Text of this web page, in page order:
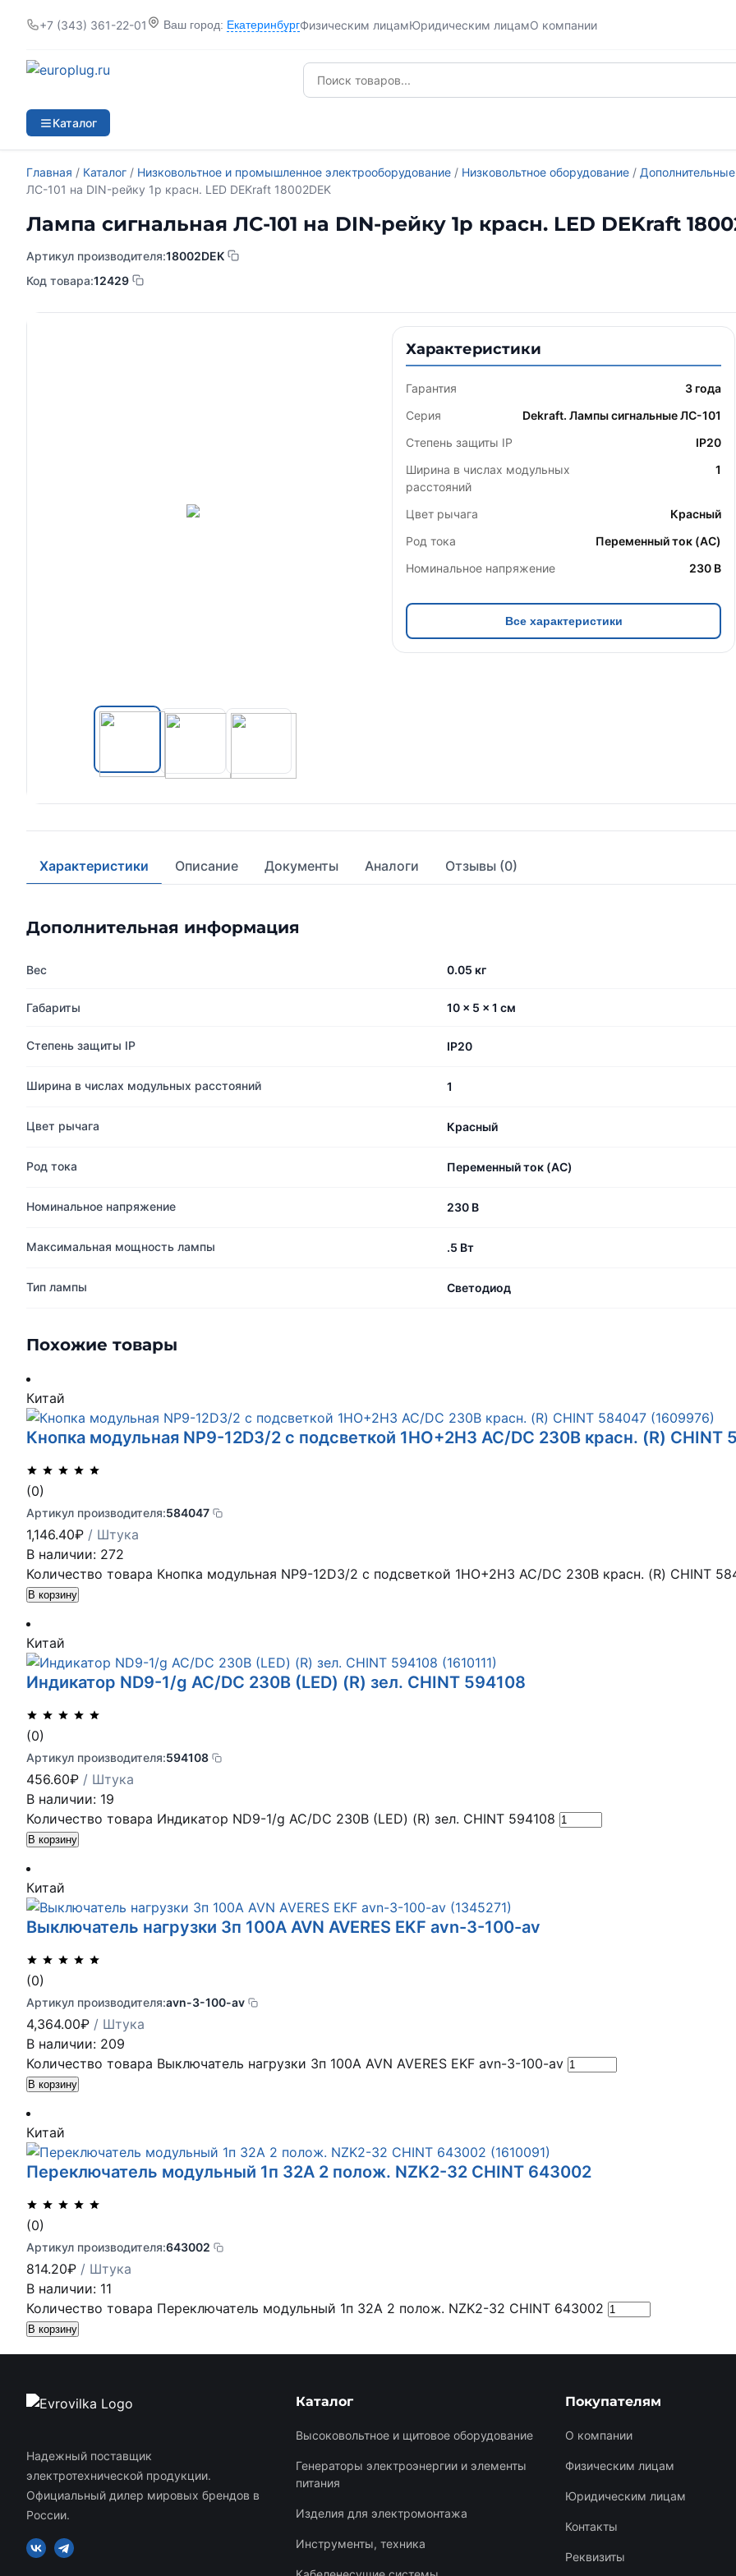
+7 (343) 361-22-01 Ваш город: ЕкатеринбургФизическим лицамЮридическим лицамО компании
Каталог
Главная / Каталог / Низковольтное и промышленное электрооборудование / Низковольтное оборудование /
ЛС-101 на DIN-рейку 1p красн. LED DEKraft 18002DEK
Лампа сигнальная ЛС-101 на DIN-рейку 1p красн. LED DEKraft
Артикул производителя:18002DEK
Код товара:12429
Характеристики
Гарантия
3 года
Серия
Dekraft. Лампы сигнальные ЛС-101
Степень защиты IP
IP20
Ширина в числах модульных
расстояний
1
Цвет рычага
Красный
Род тока
Переменный ток (AC)
Номинальное напряжение
230 В
Все характеристики
Характеристики Описание Документы Аналоги Отзывы (0)
Дополнительная информация
Вес 0.05 кг
Габариты 10 × 5 × 1 см
Степень защиты IP IP20
Ширина в числах модульных расстояний 1
Цвет рычага Красный
Род тока Переменный ток (AC)
Номинальное напряжение 230 В
Максимальная мощность лампы .5 Вт
Тип лампы Светодиод
Похожие товары
Китай
Кнопка модульная NP9-12D3/2 с подсветкой 1НО+2НЗ AC/DC 230В красн. (R) CHINT
(0)
Артикул производителя:584047
1,146.40₽ / Штука
В наличии: 272
Количество товара Кнопка модульная NP9-12D3/2 с подсветкой 1НО+2НЗ AC/DC 230В красн. (R) CHINT
В корзину
Китай
Индикатор ND9-1/g AC/DC 230В (LED) (R) зел. CHINT 594108
(0)
Артикул производителя:594108
456.60₽ / Штука
В наличии: 19
Количество товара Индикатор ND9-1/g AC/DC 230В (LED) (R) зел. CHINT 594108
В корзину
Китай
Выключатель нагрузки 3п 100A AVN AVERES EKF avn-3-100-av
(0)
Артикул производителя:avn-3-100-av
4,364.00₽ / Штука
В наличии: 209
Количество товара Выключатель нагрузки 3п 100A AVN AVERES EKF avn-3-100-av
В корзину
Китай
Переключатель модульный 1п 32А 2 полож. NZK2-32 CHINT 643002
(0)
Артикул производителя:643002
814.20₽ / Штука
В наличии: 11
Количество товара Переключатель модульный 1п 32А 2 полож. NZK2-32 CHINT 643002
В корзину
Надежный поставщик
электротехнической продукции.
Официальный дилер мировых брендов в
России.
Каталог
Высоковольтное и щитовое оборудование
Генераторы электроэнергии и элементы
питания
Изделия для электромонтажа
Инструменты, техника
Покупателям
О компании
Физическим лицам
Юридическим лицам
Контакты
Реквизиты